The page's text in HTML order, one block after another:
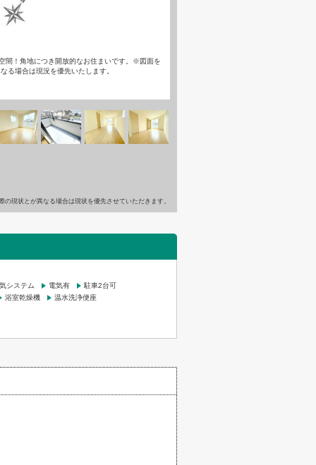
間！角地につき開放的なお住まいです。※図面を
る場合は現況を優先いたします。
の現状とが異なる場合は現状を優先させていただきます。
システム 電気有
駐車2台可
浴室乾燥機
温水洗浄便座